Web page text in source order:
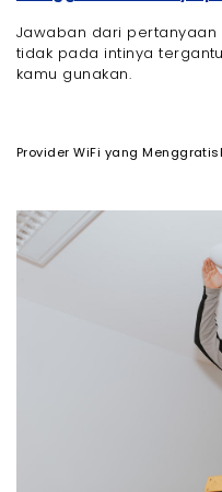
Jawaban dari pertanyaan
tidak pada intinya
kamu gunakan.
Provider WiFi yang